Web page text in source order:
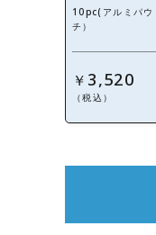
10pc(アルミパウ
チ）
￥ 3,520
（税込）